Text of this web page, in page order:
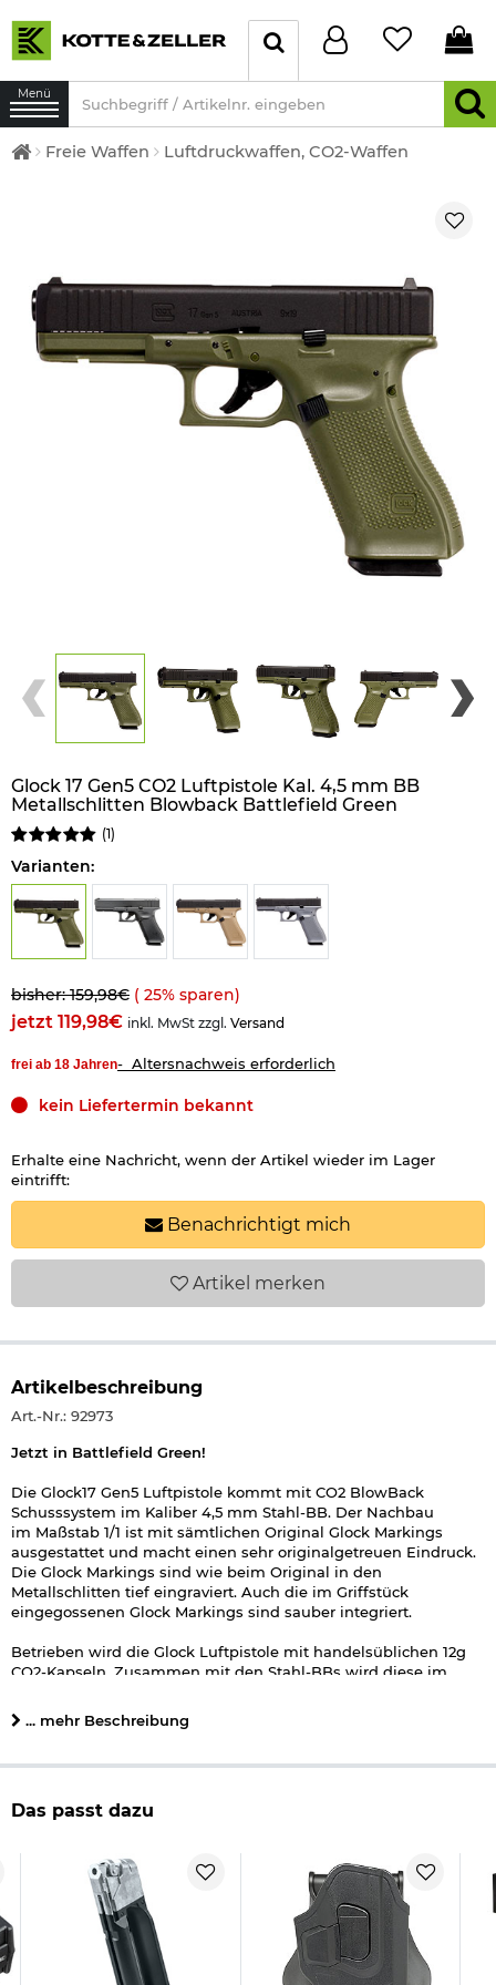
Menü
Freie Waffen Luftdruckwaffen, CO2-Waffen
Glock 17 Gen5 CO2 Luftpistole Kal. 4,5 mm BB
Metallschlitten Blowback Battlefield Green
(1 )
Varianten:
bisher: 159,98€ ( 25% sparen)
jetzt 119,98€ inkl. MwSt zzgl. Versand
frei ab 18 Jahren- Altersnachweis erforderlich
kein Liefertermin bekannt
Erhalte eine Nachricht, wenn der Artikel wieder im Lager
eintrifft:
Benachrichtigt mich
Artikel merken
Artikelbeschreibung
Art.-Nr.: 92973
Jetzt in Battlefield Green!
Die Glock17 Gen5 Luftpistole kommt mit CO2 BlowBack
Schusssystem im Kaliber 4,5 mm Stahl-BB. Der Nachbau
im Maßstab 1/1 ist mit sämtlichen Original Glock Markings
ausgestattet und macht einen sehr originalgetreuen Eindruck.
Die Glock Markings sind wie beim Original in den
Metallschlitten tief eingraviert. Auch die im Griffstück
eingegossenen Glock Markings sind sauber integriert.
Betrieben wird die Glock Luftpistole mit handelsüblichen 12g
CO2-Kapseln. Zusammen mit den Stahl-BBs wird diese im
Blowback
sorgt für ein beeindruckendes Schussgefühl - wie
bei der echten Pistole wird der Metallschlitten pro Schuss nach
geschossen, bleibt der Schlitten wie beim Original hinten
muss der Schlittenfang gedrückt werden um weiter Schießen
Auffällig bei der Generation 5 ist vor allem das überarbeitete
Griffstück. Wird das Magazin entnommen, ist der
Magazinschacht ähnlich einem Trichter gefertigt. Dieses
Feature erleichtert/beschleunigt den Magazinwechsel. Kimme
und Korn sind fest integriert und mit weißer
Kontrastmarkierung hinterlegt.
... mehr Beschreibung
Das passt dazu